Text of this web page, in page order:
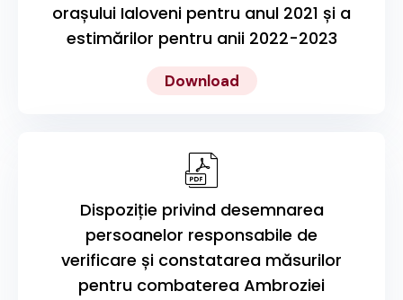
orașului Ialoveni pentru anul 2021 și a
estimărilor pentru anii 2022-2023
Download
Dispoziție privind desemnarea
persoanelor responsabile de
verificare și constatarea măsurilor
pentru combaterea Ambroziei